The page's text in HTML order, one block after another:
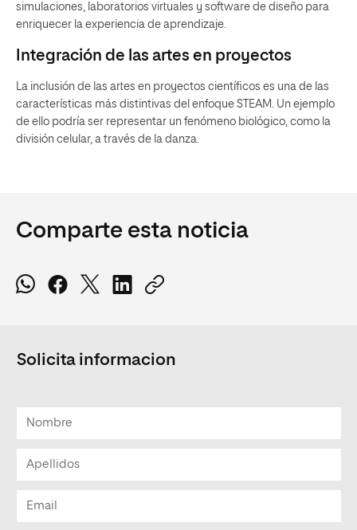
simulaciones, laboratorios virtuales y software de diseño para
enriquecer la experiencia de aprendizaje.
Integración de las artes en proyectos
La inclusión de las artes en proyectos científicos es una de las
características más distintivas del enfoque STEAM. Un ejemplo
de ello podría ser representar un fenómeno biológico, como la
división celular, a través de la danza.
Comparte esta noticia
Solicita informacion